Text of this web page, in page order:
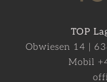
TOP
Obwiesen 14 |
Mobil